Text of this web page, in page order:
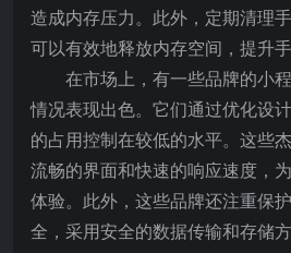
造成内存压力。此外，定期清理
可以有效地释放内存空间，提升手
在市场上，有一些品牌的小
情况表现出色。它们通过优化设
的占用控制在较低的水平。这些
流畅的界面和快速的响应速度，
体验。此外，这些品牌还注重保
全，采用安全的数据传输和存储